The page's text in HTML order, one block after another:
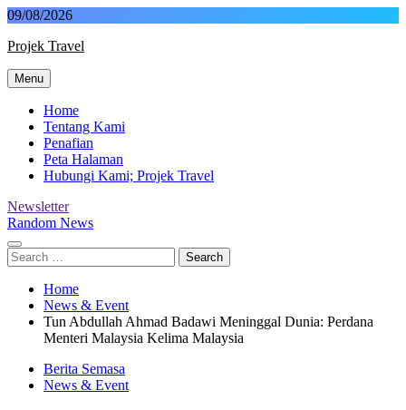
Skip
content
09/08/2026
Projek Travel
Malaysia Travel Portal
Menu
Home
Tentang Kami
Penafian
Peta Halaman
Hubungi Kami; Projek Travel
Newsletter
Random News
Search
for:
Home
News & Event
Tun Abdullah Ahmad Badawi Meninggal Dunia: Perdana
Menteri Malaysia Kelima​ Malaysia
Berita Semasa
News & Event